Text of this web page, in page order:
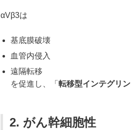
αVβ3は
基底膜破壊
血管内侵入
遠隔転移
を促進し、「 転移型インテグリン
2. がん幹細胞性